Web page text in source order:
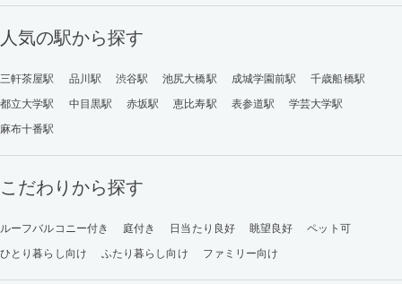
人気の駅から探す
三軒茶屋駅 品川駅 渋谷駅 池尻大橋駅 成城学園前駅
千歳船橋駅
都立大学駅
中目黒駅 赤坂駅 恵比寿駅 表参道駅
学芸大学駅
麻布十番駅
こだわりから探す
ルーフバルコニー付き 庭付き 日当たり良好 眺望良好
ペット可
ひとり暮らし向け
ふたり暮らし向け ファミリー向け